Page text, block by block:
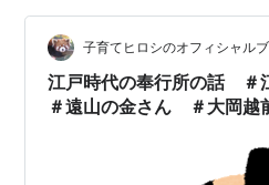
子育てヒロシのオフィシャル
江戸時代の奉行所の話
＃遠山の金さん ＃大岡越